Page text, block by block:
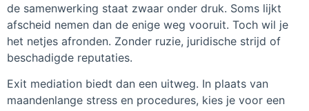
de samenwerking staat zwaar onder druk. Soms lijkt
afscheid nemen dan de enige weg vooruit. Toch wil je
het netjes afronden. Zonder ruzie, juridische strijd of
beschadigde reputaties.
Exit mediation biedt dan een uitweg. In plaats van
maandenlange stress en procedures, kies je voor een